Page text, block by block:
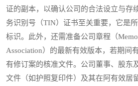
证的副本，以确认公司的合法设立与存
务识别号（TIN）证书至关重要，它是
标识。此外，还需准备公司章程（
Association）的最新有效版本，若期间
有修订案的核准文件。公司董事、股东
文件（如护照复印件）及其在阿有效居